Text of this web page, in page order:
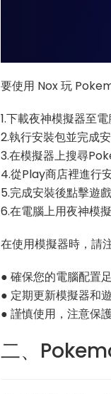
要使用 Nox 玩
1.下載夜神模擬器至電
2.執行安裝包並完成
3.在模擬器上搜尋
4.從Play商店裡進行
5.完成安裝後點擊遊
6.在電腦上用夜神模
在使用模擬器時，請
● 確保您的電腦配置
● 定期更新模擬器和
● 謹慎使用，注意保
二、